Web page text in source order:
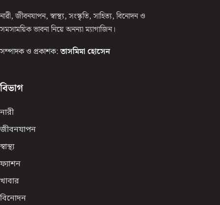
নারী, জীবনযাপন, স্বাস্থ্য, সংস্কৃতি, সাহিত্য, বিনোদন ও
সমসাময়িক ভাবনা নিয়ে অনন্যা ম্যাগাজিন।
সম্পাদক ও প্রকাশক: তাসমিমা হোসেন
বিভাগ
নারী
জীবনযাপন
স্বাস্থ্য
ফ্যাশন
খাবার
বিনোদন